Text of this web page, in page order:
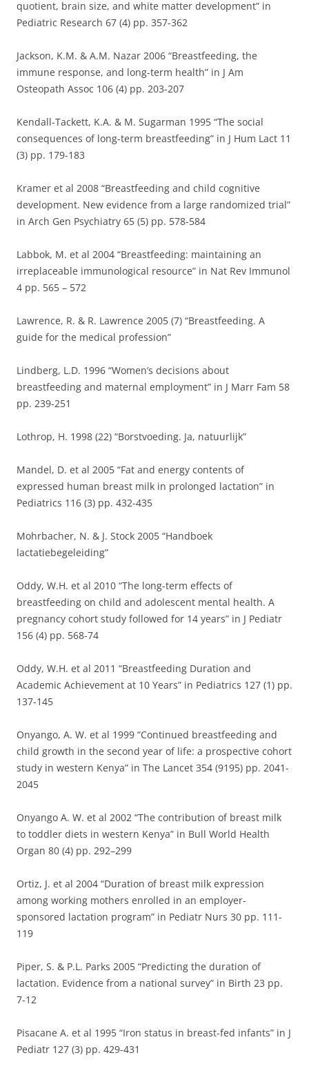
quotient, brain size, and white matter development” in
Pediatric Research 67 (4) pp. 357-362
Jackson, K.M. & A.M. Nazar 2006 “Breastfeeding, the
immune response, and long-term health” in J Am
Osteopath Assoc 106 (4) pp. 203-207
Kendall-Tackett, K.A. & M. Sugarman 1995 “The social
consequences of long-term breastfeeding” in J Hum Lact 11
(3) pp. 179-183
Kramer et al 2008 “Breastfeeding and child cognitive
development. New evidence from a large randomized trial”
in Arch Gen Psychiatry 65 (5) pp. 578-584
Labbok, M. et al 2004 “Breastfeeding: maintaining an
irreplaceable immunological resource” in Nat Rev Immunol
4 pp. 565 – 572
Lawrence, R. & R. Lawrence 2005 (7) “Breastfeeding. A
guide for the medical profession”
Lindberg, L.D. 1996 “Women’s decisions about
breastfeeding and maternal employment” in J Marr Fam 58
pp. 239-251
Lothrop, H. 1998 (22) “Borstvoeding. Ja, natuurlijk”
Mandel, D. et al 2005 “Fat and energy contents of
expressed human breast milk in prolonged lactation” in
Pediatrics 116 (3) pp. 432-435
Mohrbacher, N. & J. Stock 2005 “Handboek
lactatiebegeleiding”
Oddy, W.H. et al 2010 “The long-term effects of
breastfeeding on child and adolescent mental health. A
pregnancy cohort study followed for 14 years” in J Pediatr
156 (4) pp. 568-74
Oddy, W.H. et al 2011 “Breastfeeding Duration and
Academic Achievement at 10 Years” in Pediatrics 127 (1) pp.
137-145
Onyango, A. W. et al 1999 “Continued breastfeeding and
child growth in the second year of life: a prospective cohort
study in western Kenya” in The Lancet 354 (9195) pp. 2041-
2045
Onyango A. W. et al 2002 “The contribution of breast milk
to toddler diets in western Kenya” in Bull World Health
Organ 80 (4) pp. 292–299
Ortiz, J. et al 2004 “Duration of breast milk expression
among working mothers enrolled in an employer-
sponsored lactation program” in Pediatr Nurs 30 pp. 111-
119
Piper, S. & P.L. Parks 2005 “Predicting the duration of
lactation. Evidence from a national survey” in Birth 23 pp.
7-12
Pisacane A. et al 1995 “Iron status in breast-fed infants” in J
Pediatr 127 (3) pp. 429-431